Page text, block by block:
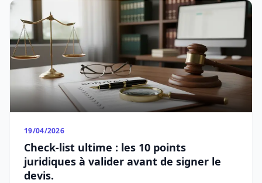
19/04/2026
Check-list ultime : les 10 points
juridiques à valider avant de signer le
devis.